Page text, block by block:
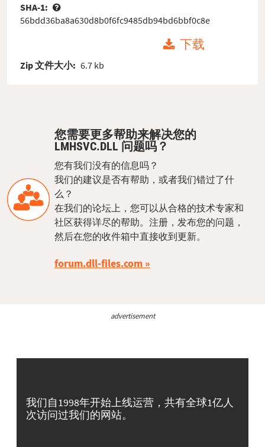
SHA-1:
56bdd36ba8a630d8b0f6fc9485db94bd6bbf0c8e
下载
Zip 文件大小: 6.7 kb
您需要更多帮助来解决您的
LMHSVC.DLL 问题吗？
您有我们没有的信息吗？
我们的建议是否有帮助，或者我们错过了什
么？
在我们的论坛上，您可以从合格的技术专家和
社区获得详尽的帮助。注册，发布您的问题，
然后在您的收件箱中直接收到更新。
forum.dll-files.com
advertisement
我们自1998年开始上线运营，共有全球1亿人
次访问过我们的网站。